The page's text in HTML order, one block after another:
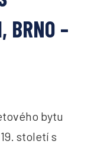
BRNO –
bytu
století s